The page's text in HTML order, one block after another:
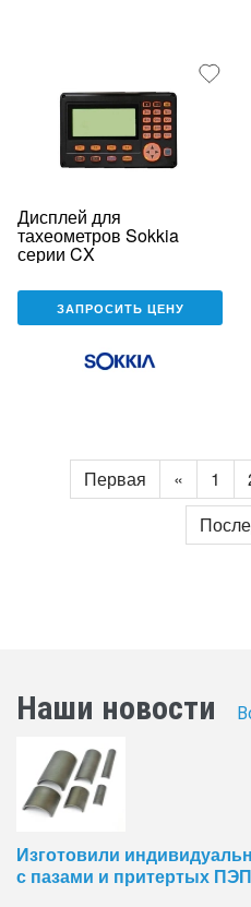
Дисплей для
тахеометров Sokkia
серии CX
ЗАПРОСИТЬ ЦЕНУ
Первая « 1
Наши новости
Изготовили
с пазами и притертых ПЭП